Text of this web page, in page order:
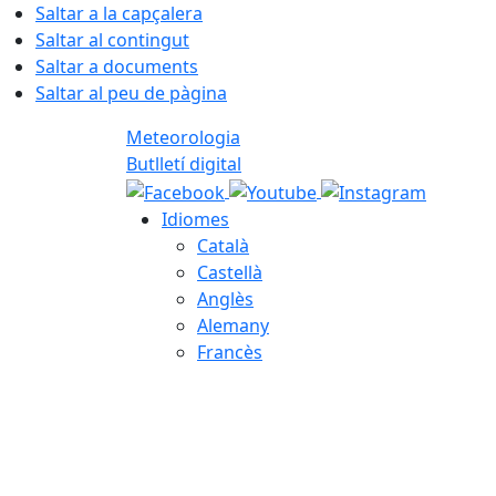
Saltar a la capçalera
Saltar al contingut
Saltar a documents
Saltar al peu de pàgina
Meteorologia
Butlletí digital
Idiomes
Català
Castellà
Anglès
Alemany
Francès